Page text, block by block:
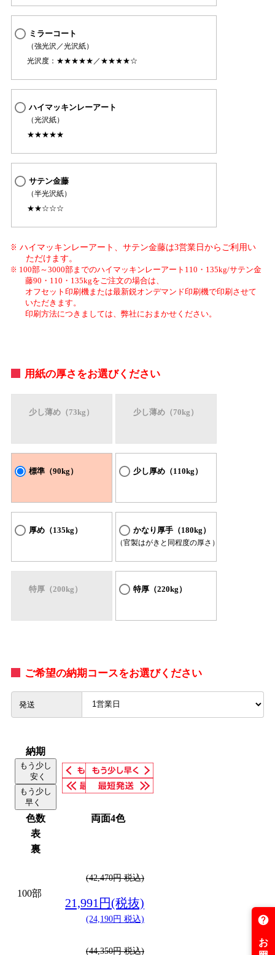
ミラーコート
（強光沢／光沢紙）
光沢度：★★★★★／★★★★☆
ハイマッキンレーアート
（光沢紙）
★★★★★
サテン金藤
（半光沢紙）
★★☆☆☆
ハイマッキンレーアート、サテン金藤は3営業日からご利用い
ただけます。
100部～3000部までのハイマッキンレーアート110・135kg/サテン金
藤90・110・135kgをご注文の場合は、
オフセット印刷機または最新鋭オンデマンド印刷機で印刷させて
いただきます。
印刷方法につきましては、弊社におまかせください。
用紙の厚さをお選びください
少し薄め（73kg） 少し薄め（70kg）
標準（90kg） 少し厚め（110kg）
厚め（135kg） かなり厚手（180kg）
（官製はがきと同程度の厚さ）
特厚（200kg） 特厚（220kg）
ご希望の納期コースをお選びください
発送
納期
もう少し
安く
もう少し
早く
色数
両面4色
表
裏
100部
(42,470円 税込)
21,991円(税抜)
(24,190円 税込)
(44,350円 税込)